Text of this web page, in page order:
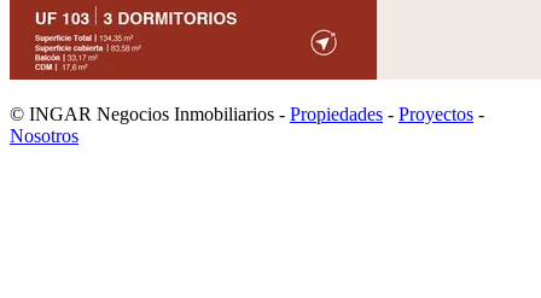
© INGAR Negocios Inmobiliarios - Propiedades - Proyectos -
Nosotros